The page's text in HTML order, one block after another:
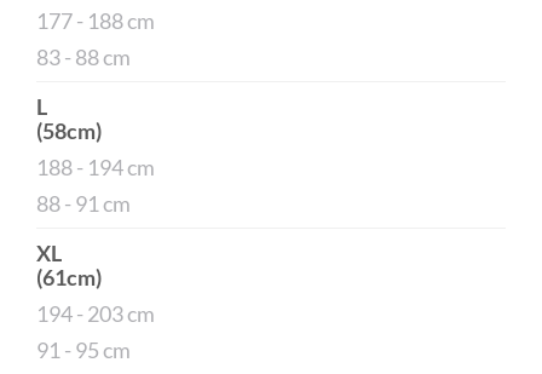
177 - 188 cm
83 - 88 cm
L
(58cm)
188 - 194 cm
88 - 91 cm
XL
(61cm)
194 - 203 cm
91 - 95 cm